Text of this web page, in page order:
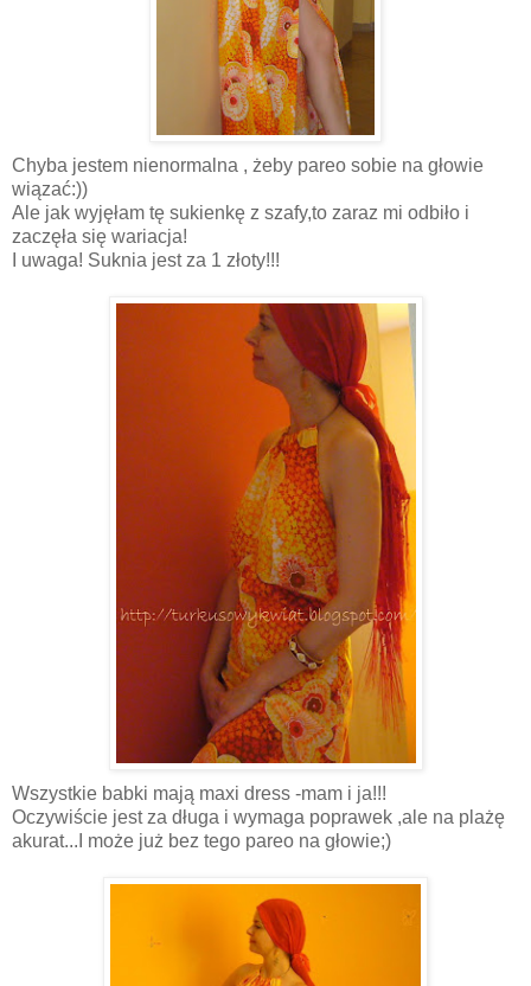
Chyba jestem nienormalna , żeby pareo sobie na głowie
wiązać:))
Ale jak wyjęłam tę sukienkę z szafy,to zaraz mi odbiło i
zaczęła się wariacja!
I uwaga! Suknia jest za 1 złoty!!!
Wszystkie babki mają maxi dress -mam i ja!!!
Oczywiście jest za długa i wymaga poprawek ,ale na plażę
akurat...I może już bez tego pareo na głowie;)